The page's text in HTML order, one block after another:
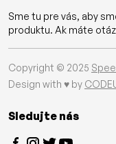
Sme tu pre vás, aby
produktu. Ak máte
Copyright © 2025
Design with ♥ by
Sledujte nás